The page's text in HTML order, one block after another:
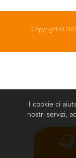
Copyright ©
I cookie ci
nostri servizi,